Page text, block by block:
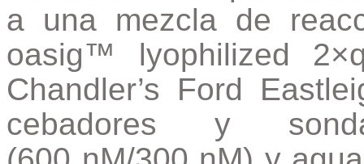
a una mezcla de
oasig™ lyophilized
Chandler’s Ford
cebadores y